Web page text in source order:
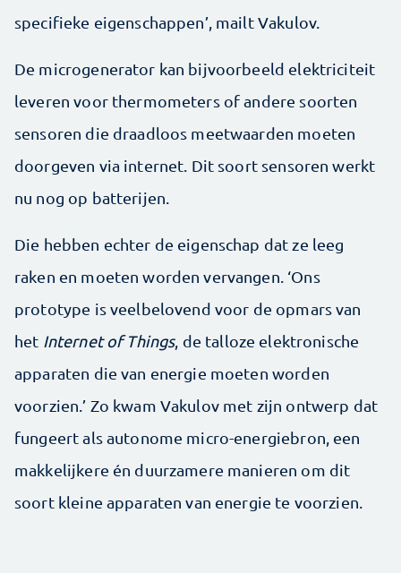
specifieke eigenschappen’, mailt Vakulov.
De microgenerator kan bijvoorbeeld elektriciteit
leveren voor thermometers of andere soorten
sensoren die draadloos meetwaarden moeten
doorgeven via internet. Dit soort sensoren werkt
nu nog op batterijen.
Die hebben echter de eigenschap dat ze leeg
raken en moeten worden vervangen. ‘Ons
prototype is veelbelovend voor de opmars van
het Internet of Things, de talloze elektronische
apparaten die van energie moeten worden
voorzien.’ Zo kwam Vakulov met zijn ontwerp dat
fungeert als autonome micro-energiebron, een
makkelijkere én duurzamere manieren om dit
soort kleine apparaten van energie te voorzien.